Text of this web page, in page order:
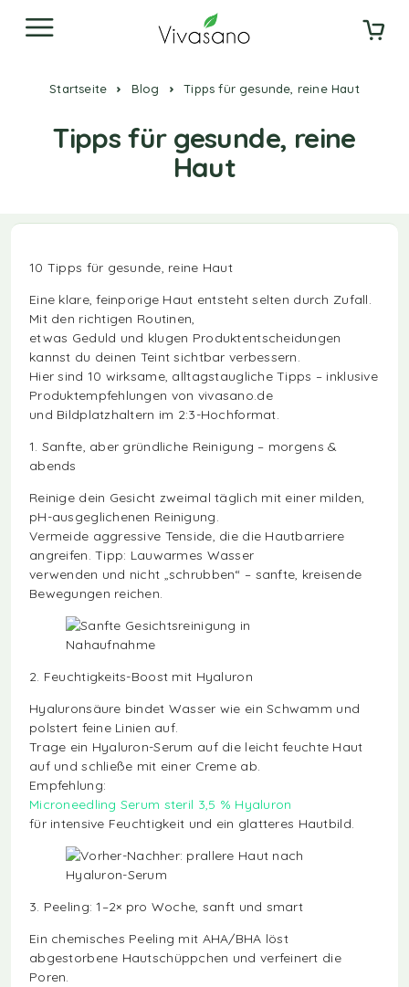
Startseite Blog Tipps für gesunde, reine Haut
Tipps für gesunde, reine
Haut
10 Tipps für gesunde, reine Haut
Eine klare, feinporige Haut entsteht selten durch Zufall.
Mit den richtigen Routinen,
etwas Geduld und klugen Produktentscheidungen
kannst du deinen Teint sichtbar verbessern.
Hier sind 10 wirksame, alltagstaugliche Tipps – inklusive
Produktempfehlungen von vivasano.de
und Bildplatzhaltern im 2:3-Hochformat.
1. Sanfte, aber gründliche Reinigung – morgens &
abends
Reinige dein Gesicht zweimal täglich mit einer milden,
pH-ausgeglichenen Reinigung.
Vermeide aggressive Tenside, die die Hautbarriere
angreifen. Tipp: Lauwarmes Wasser
verwenden und nicht „schrubben“ – sanfte, kreisende
Bewegungen reichen.
2. Feuchtigkeits-Boost mit Hyaluron
Hyaluronsäure bindet Wasser wie ein Schwamm und
polstert feine Linien auf.
Trage ein Hyaluron-Serum auf die leicht feuchte Haut
auf und schließe mit einer Creme ab.
Empfehlung:
Microneedling Serum steril 3,5 % Hyaluron
für intensive Feuchtigkeit und ein glatteres Hautbild.
3. Peeling: 1–2× pro Woche, sanft und smart
Ein chemisches Peeling mit AHA/BHA löst
abgestorbene Hautschüppchen und verfeinert die
Poren.